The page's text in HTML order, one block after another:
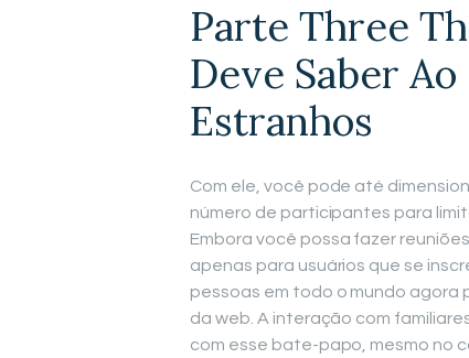
Parte Three
Deve Saber
Estranhos
Com ele, você pode até
número de participantes para
Embora você possa fazer
apenas para usuários que se
pessoas em todo o mundo agora
da web. A interação com
com esse bate-papo, mesmo no